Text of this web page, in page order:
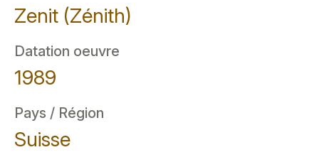
Zenit (Zénith)
Datation oeuvre
1989
Pays / Région
Suisse